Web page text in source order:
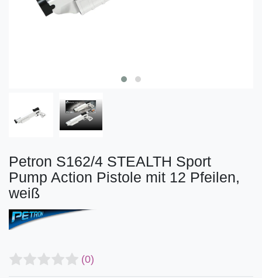
Petron S162/4 STEALTH Sport
Pump Action Pistole mit 12 Pfeilen,
weiß
(0)